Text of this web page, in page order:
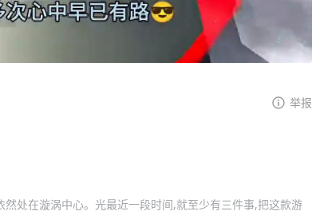
举报
处在漩涡中心。光最近一段时间,就至少有三件事,把这款游